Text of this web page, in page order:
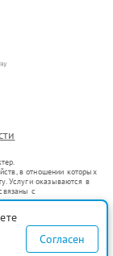
в отношении которых
Услуги оказываются в
с
оборот в соответствии
услуг или введения
услугах по
Согласен